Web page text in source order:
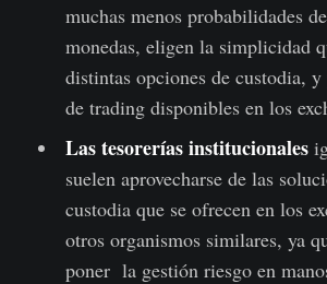
muchas menos probabilidades
monedas, eligen la simplicidad
distintas opciones de custodia,
de trading disponibles en los
Las tesorerías institucionales
suelen aprovecharse de las
custodia que se ofrecen en los
otros organismos similares, ya
poner la gestión riesgo en